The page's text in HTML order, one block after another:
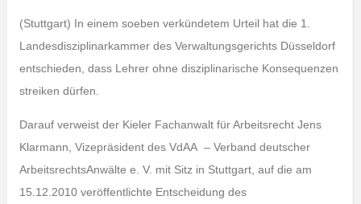
(Stuttgart) In einem soeben verkündetem Urteil hat die 1.
Landesdisziplinarkammer des Verwaltungsgerichts Düsseldorf
entschieden, dass Lehrer ohne disziplinarische Konsequenzen
streiken dürfen.
Darauf verweist der Kieler Fachanwalt für Arbeitsrecht Jens
Klarmann, Vizepräsident des VdAA – Verband deutscher
ArbeitsrechtsAnwälte e. V. mit Sitz in Stuttgart, auf die am
15.12.2010 veröffentlichte Entscheidung des